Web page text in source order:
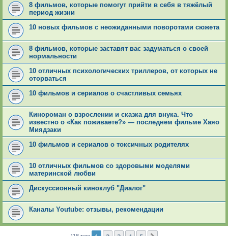
8 фильмов, которые помогут прийти в себя в тяжёлый
период жизни
10 новых фильмов с неожиданными поворотами сюжета
8 фильмов, которые заставят вас задуматься о своей
нормальности
10 отличных психологических триллеров, от которых не
оторваться
10 фильмов и сериалов о счастливых семьях
Кинороман о взрослении и сказка для внука. Что
известно о «Как поживаете?» — последнем фильме Хаяо
Миядзаки
10 фильмов и сериалов о токсичных родителях
10 отличных фильмов со здоровыми моделями
материнской любви
Дискуссионный киноклуб "Диалог"
Каналы Youtube: отзывы, рекомендации